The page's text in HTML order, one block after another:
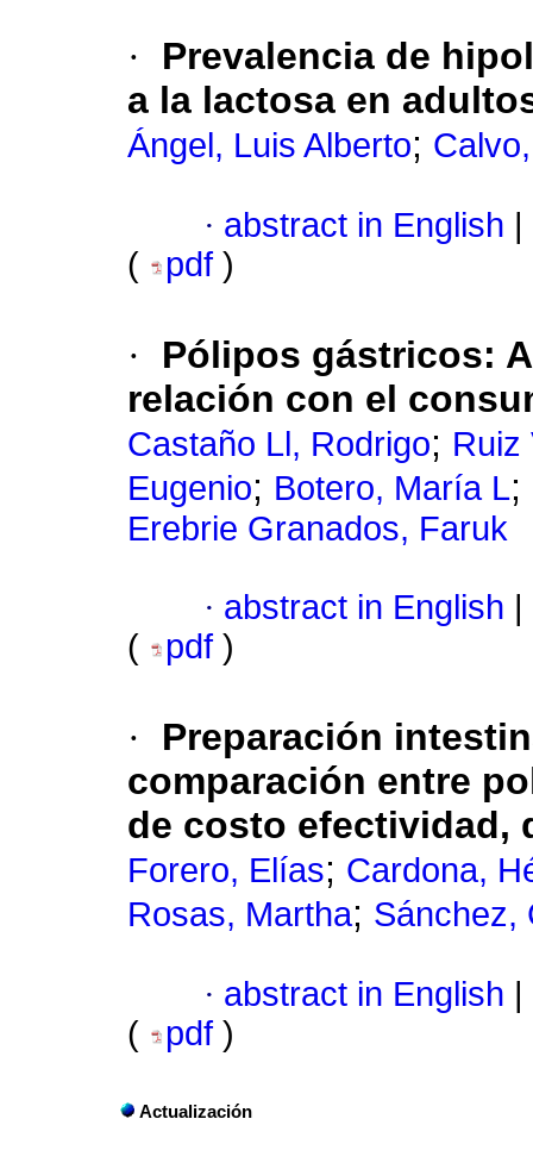
·
Prevalencia de
a la lactosa en
Ángel, Luis Alberto;
· abstract in English
(
pdf )
·
Pólipos gástricos:
relación con el
Castaño Ll, Rodrigo; Ruiz
Eugenio; Botero, María L;
Erebrie Granados, Faruk
· abstract in English
(
pdf )
·
Preparación
comparación entre
de costo efectividad,
Forero, Elías; Cardona,
Rosas, Martha; Sánchez,
· abstract in English
(
pdf )
Actualización